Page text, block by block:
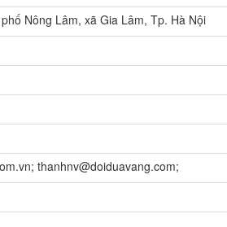
Nông Lâm, xã Gia Lâm, Tp. Hà Nội
thanhnv@doiduavang.com;